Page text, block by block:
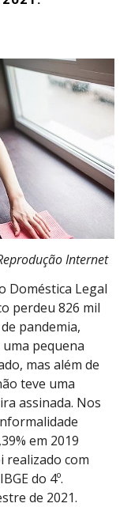
Internet
Doméstica Legal
perdeu 826 mil
pandemia,
uma pequena
mas além de
teve uma
assinada. Nos
em 2019
realizado com
do 4º.
de 2021.